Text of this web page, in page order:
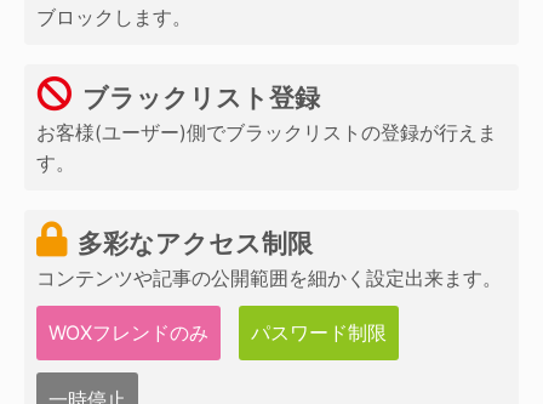
ブロックします。
ブラックリスト登録
お客様(ユーザー)側でブラックリストの登録が行えま
す。
多彩なアクセス制限
コンテンツや記事の公開範囲を細かく設定出来ます。
WOXフレンドのみ パスワード制限
一時停止